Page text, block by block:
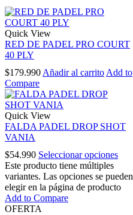
Quick View
RED DE PADEL PRO COURT
40 PLY
$179.990 Añadir al carrito Add to
Compare
Quick View
FALDA PADEL DROP SHOT
VANIA
$54.990 Seleccionar opciones
Este producto tiene múltiples
variantes. Las opciones se pueden
elegir en la página de producto
Add to Compare
OFERTA